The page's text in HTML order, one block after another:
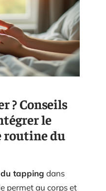
? Conseils
le
routine du
tapping dans
permet au corps et